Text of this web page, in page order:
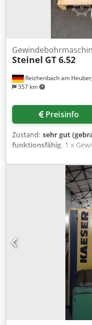
Reichenbach am
357 km
Steinel GT 6.52
Preisinfo
Zustand: sehr gut
funktionsfähig, 1 x
mit
Spannstock Technische
(weitere technische
unter Strom besichtigt